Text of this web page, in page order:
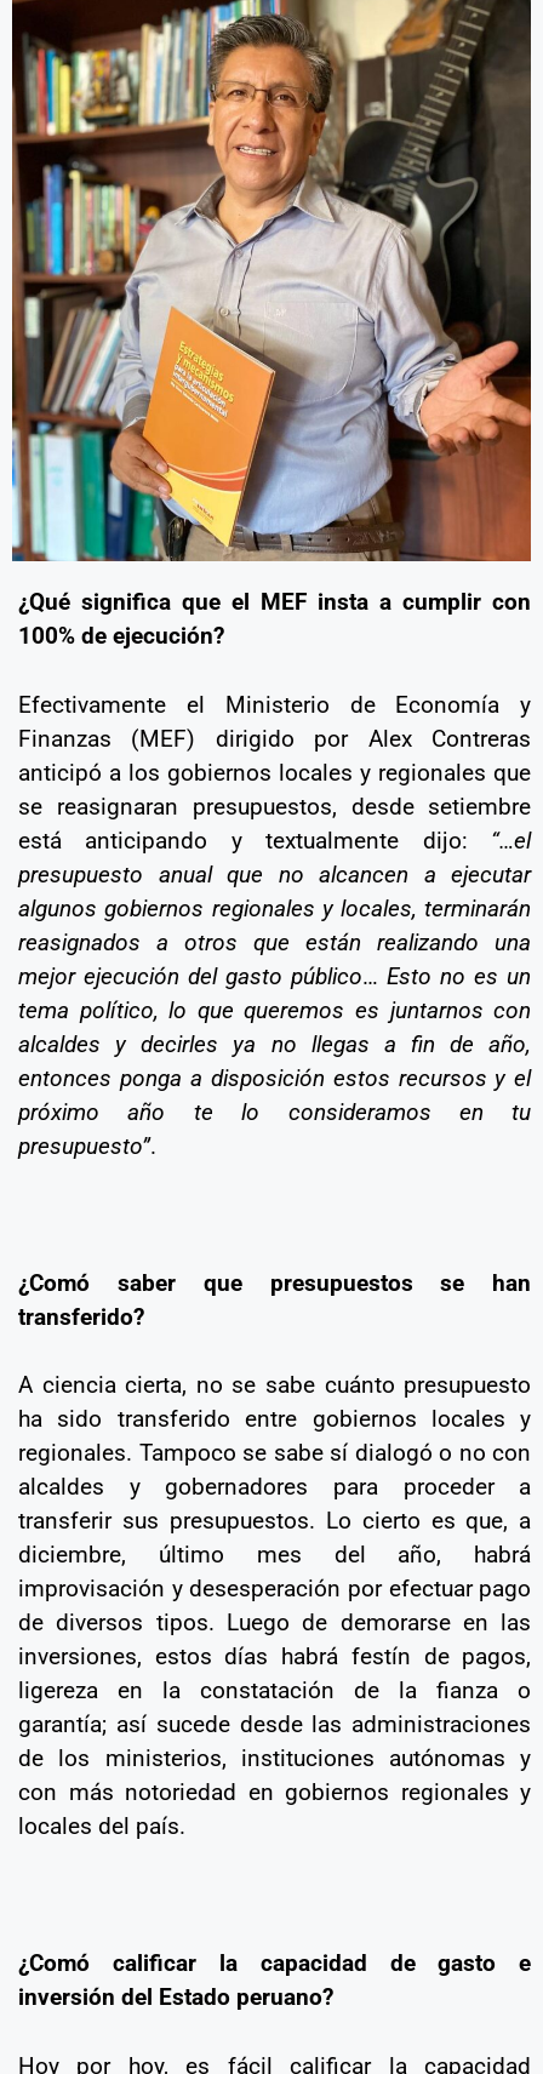
¿Qué significa que el MEF insta a cumplir con
100% de ejecución?
Efectivamente el Ministerio de Economía y
Finanzas (MEF) dirigido por Alex Contreras
anticipó a los gobiernos locales y regionales que
se reasignaran presupuestos, desde setiembre
está anticipando y textualmente dijo: “…el
presupuesto anual que no alcancen a ejecutar
algunos gobiernos regionales y locales, terminarán
reasignados a otros que están realizando una
mejor ejecución del gasto público…Esto no es un
tema político, lo que queremos es juntarnos con
alcaldes y decirles ya no llegas a fin de año,
entonces ponga a disposición estos recursos y el
próximo año te lo consideramos en tu
presupuesto”.
¿Comó saber que presupuestos se han
transferido?
A ciencia cierta, no se sabe cuánto presupuesto
ha sido transferido entre gobiernos locales y
regionales. Tampoco se sabe sí dialogó o no con
alcaldes y gobernadores para proceder a
transferir sus presupuestos. Lo cierto es que, a
diciembre, último mes del año, habrá
improvisación y desesperación por efectuar pago
de diversos tipos. Luego de demorarse en las
inversiones, estos días habrá festín de pagos,
ligereza en la constatación de la fianza o
garantía; así sucede desde las administraciones
de los ministerios, instituciones autónomas y
con más notoriedad en gobiernos regionales y
locales del país.
¿Comó calificar la capacidad de gasto e
inversión del Estado peruano?
Hoy por hoy, es fácil calificar la capacidad